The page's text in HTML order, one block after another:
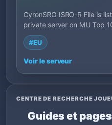
CyronSRO ISRO-R File is
private server on MU Top
#EU
Voir le serveur
CENTRE DE RECHERCHE
Guides et